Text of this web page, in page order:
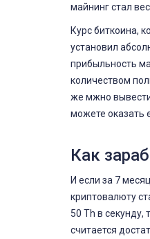
майнинг стал
Курс биткоина,
установил
прибыльность
количеством
же мжно вывести
можете оказать
Как
И если за 7
криптовалюту
50 Th в секунду,
считается